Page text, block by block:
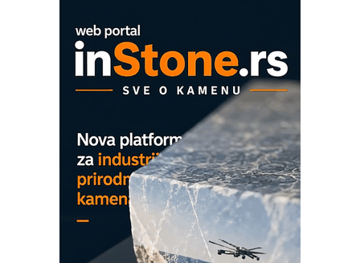
EVOKS Maintenance Management
ROSA i SCHUNK podižu proizvodnju
na viši nivo
Detekcija različitih oblika
MAREX - Lim i mašine za savremena